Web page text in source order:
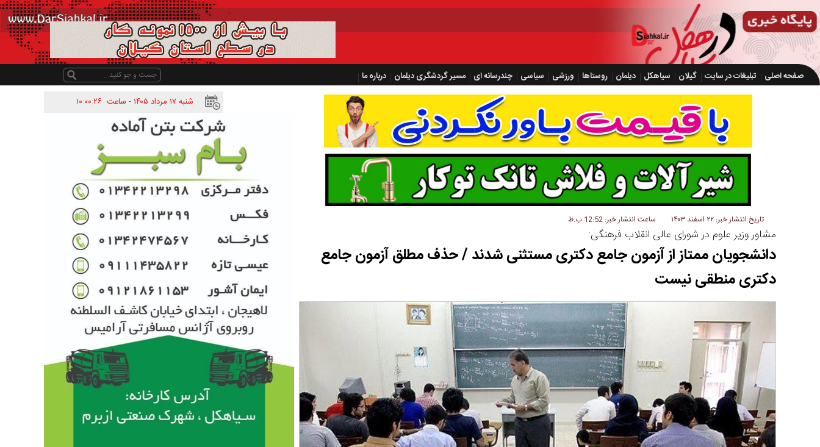
صفحه اصلی تبلیغات در سایت گیلان سیاهکل دیلمان روستاها ورزشی سیاسی چندرسانه ای مسیر گردشگری دیلمان
درباره ما
شنبه ۱۷ مرداد ۱۴۰۵ - ساعت
۱۰:۰۰:۲۶
تاریخ انتشار خبر: ۲۲ اسفند ۱۴۰۳ ساعت انتشار خبر: 12:52 ب.ظ
مشاور وزیر علوم در شورای عالی انقلاب فرهنگی:
دانشجویان ممتاز از آزمون جامع دکتری مستثنی شدند / حذف مطلق آزمون جامع
دکتری منطقی نیست